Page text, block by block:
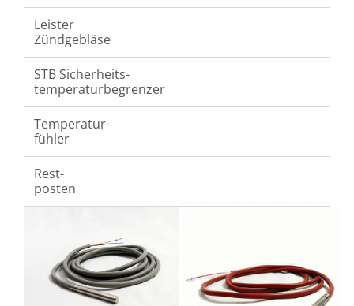
Leister
Zündgebläse
STB Sicherheits-
temperaturbegrenzer
Temperatur-
fühler
Rest-
posten